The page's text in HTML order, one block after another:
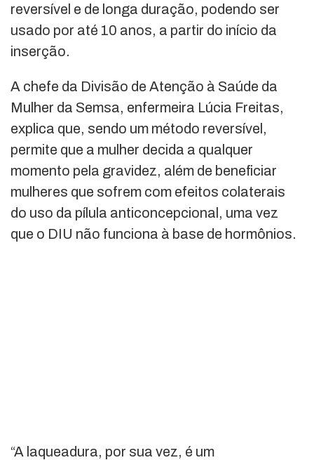
reversível e de longa duração, podendo ser
usado por até 10 anos, a partir do início da
inserção.
A chefe da Divisão de Atenção à Saúde da
Mulher da Semsa, enfermeira Lúcia Freitas,
explica que, sendo um método reversível,
permite que a mulher decida a qualquer
momento pela gravidez, além de beneficiar
mulheres que sofrem com efeitos colaterais
do uso da pílula anticoncepcional, uma vez
que o DIU não funciona à base de hormônios.
“A laqueadura, por sua vez, é um